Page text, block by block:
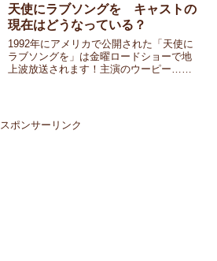
や原作で、安室透の正体がバレる回と、
安室透の登場回もまとめ...
天使にラブソングを キャストの
現在はどうなっている？
1992年にアメリカで公開された「天使に
ラブソングを」は金曜ロードショーで地
上波放送されます！主演のウーピー…ゴ
つです。1992年と...
スポンサーリンク